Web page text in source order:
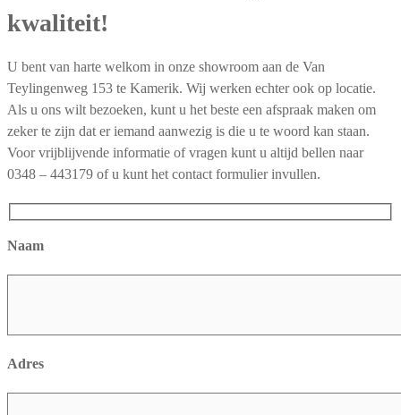
kwaliteit!
U bent van harte welkom in onze showroom aan de Van
Teylingenweg 153 te Kamerik. Wij werken echter ook op locatie.
Als u ons wilt bezoeken, kunt u het beste een afspraak maken om
zeker te zijn dat er iemand aanwezig is die u te woord kan staan.
Voor vrijblijvende informatie of vragen kunt u altijd bellen naar
0348 – 443179 of u kunt het contact formulier invullen.
Naam
Adres